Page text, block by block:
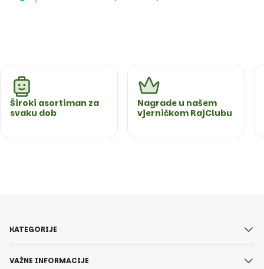
Široki asortiman za
svaku dob
Nagrade u našem
vjerničkom RajClubu
KATEGORIJE
VAŽNE INFORMACIJE